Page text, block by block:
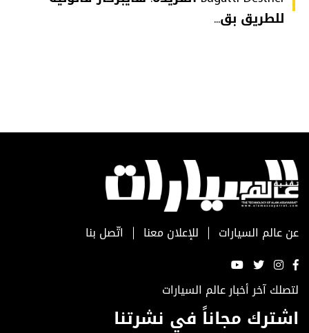
للطريق بق...
عن عالم السيارات للإعلان معنا اتّصل بنا
لتصلك آخر أخبار عالم السيارات
اشترك مجاناً في نشرتنا